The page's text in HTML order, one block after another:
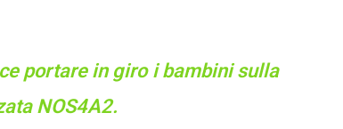
portare in giro i bambini sulla
NOS4A2.